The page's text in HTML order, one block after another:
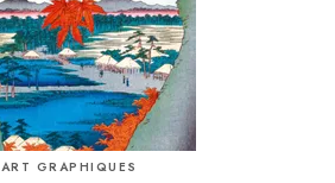
ART GRAPHIQUES